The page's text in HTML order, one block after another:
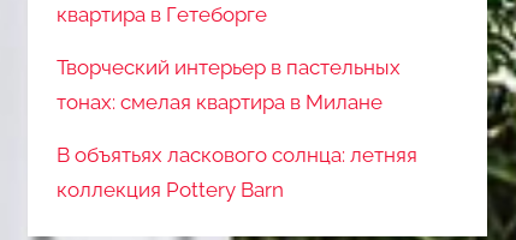
квартира в Гетеборге
Творческий интерьер в пастельных
тонах: смелая квартира в Милане
В объятьях ласкового солнца: летняя
коллекция Pottery Barn